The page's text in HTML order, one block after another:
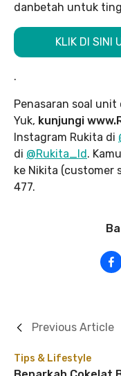
danbetah untuk
KLIK DI SINI
.
Penasaran soal
Yuk, kunjungi
Instagram Rukita di
di @Rukita_Id .
ke Nikita (customer
477.
Tips & Lifestyle
Previous Article